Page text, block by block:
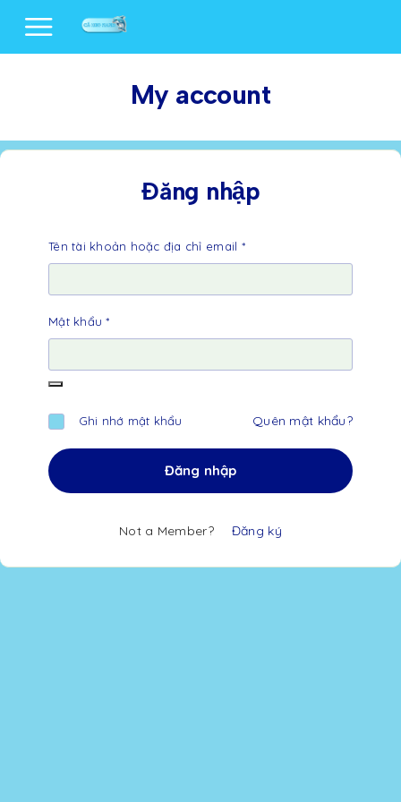
My account
Đăng nhập
Tên tài khoản hoặc địa chỉ email *
Mật khẩu*
Ghi nhớ mật khẩu Quên mật khẩu?
Đăng nhập
Not a Member? Đăng ký